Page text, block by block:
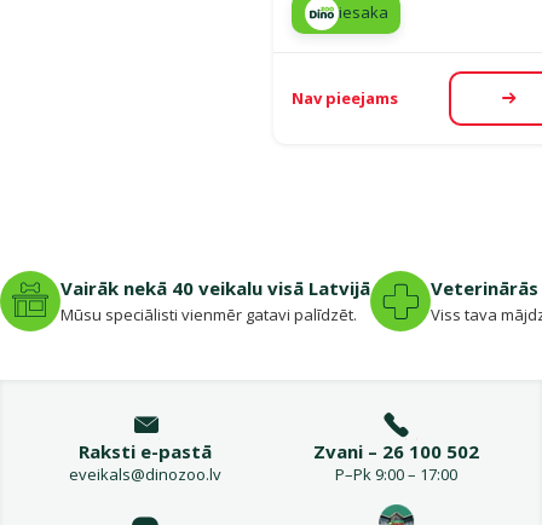
iesaka
Nav pieejams
Vairāk nekā 40 veikalu visā Latvijā
Mūsu speciālisti vienmēr gatavi palīdzēt. Viss tava
Raksti e-pastā
eveikals@dinozoo.lv
Zvani – 26 100 502
P–Pk 9:00 – 17:00